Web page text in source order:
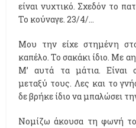
είναι νυχτικό. Σχεδόν το
Το κούναγε. 23/4/…
Μου την είχε στημένη
καπέλο. Το σακάκι ίδιο. Με
Μ’ αυτά τα μάτια. Είναι
μεταξύ τους. Λες και το
δε βρήκε ίδιο να μπαλώσει
Νομίζω άκουσα τη φωνή